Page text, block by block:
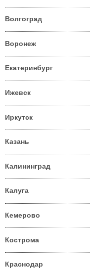
Волгоград
Воронеж
Екатеринбург
Ижевск
Иркутск
Казань
Калининград
Калуга
Кемерово
Кострома
Краснодар